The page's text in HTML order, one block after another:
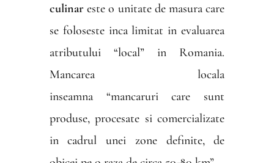
culinar este o unitate de masura care
se foloseste inca limitat in evaluarea
atributului “local” in Romania.
Mancarea locala
inseamna “mancaruri care sunt
produse, procesate si comercializate
in cadrul unei zone definite, de